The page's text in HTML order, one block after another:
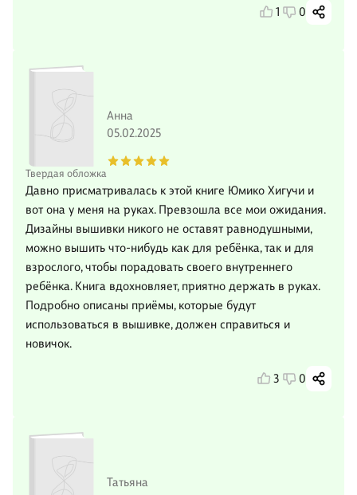
1 0
Твердая обложка
Анна
05.02.2025
Давно присматривалась к этой книге Юмико Хигучи и
вот она у меня на руках. Превзошла все мои ожидания.
Дизайны вышивки никого не оставят равнодушными,
можно вышить что-нибудь как для ребёнка, так и для
взрослого, чтобы порадовать своего внутреннего
ребёнка. Книга вдохновляет, приятно держать в руках.
Подробно описаны приёмы, которые будут
использоваться в вышивке, должен справиться и
новичок.
3 0
Татьяна